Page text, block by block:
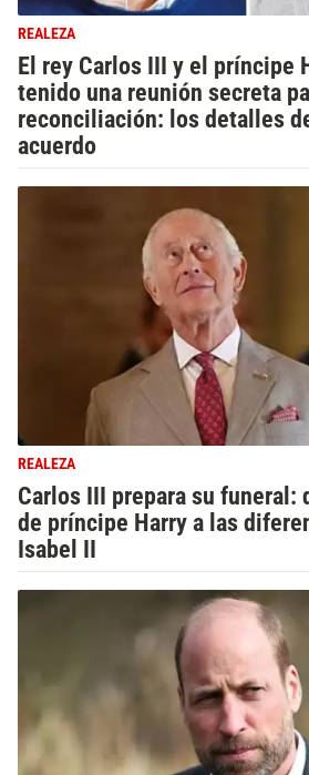
REALEZA
El rey Carlos III y el príncipe
tenido una reunión secreta
reconciliación: los detalles
acuerdo
REALEZA
Carlos III prepara su funeral:
de príncipe Harry a las
Isabel II